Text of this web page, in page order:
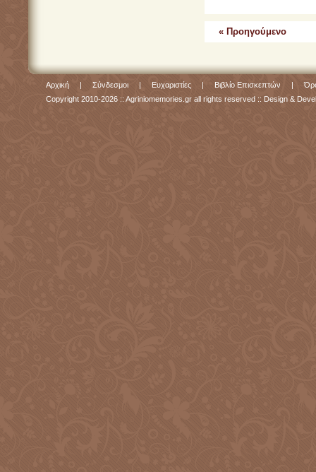
« Προηγούμενο
Αρχική | Σύνδεσμοι | Ευχαριστίες | Βιβλίο Επισκεπτών |
Copyright 2010-2026 :: Agriniomemories.gr all rights reserved :: Design &